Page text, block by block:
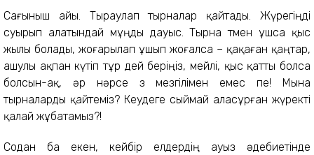
Сағыныш айы. Тыраулап тырналар қайтады. Жүрегіңді
суырып алатындай мұңды дауыс. Тырна төмен ұшса қыс
жылы болады, жоғарылап ұшып жоғалса – қақаған қаңтар,
ашулы ақпан күтіп тұр дей беріңіз, мейлі, қыс қатты болса
болсын-ақ, әр нәрсе өз мезгілімен емес пе! Мына
тырналарды қайтеміз? Кеудеге сыймай аласұрған жүректі
қалай жұбатамыз?!
Содан ба екен, кейбір елдердің ауыз әдебиетінде